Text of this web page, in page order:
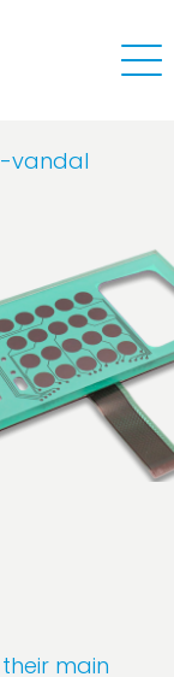
vandal
main